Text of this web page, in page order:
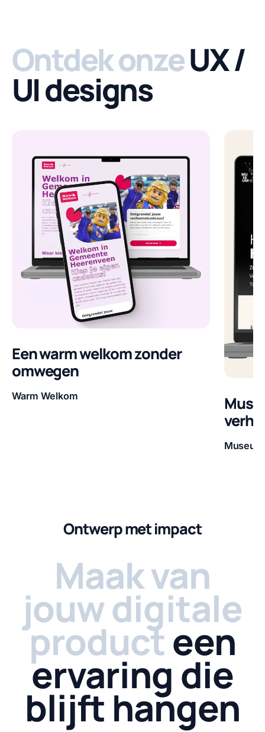
Ontdek onzeUX /
UI designs
Een warm welkom zonder
omwegen
Klant
Warm Welkom
Klant
Ontwerp met impact
Maak van
jouw digitale
producteen
ervaring die
blijft hangen